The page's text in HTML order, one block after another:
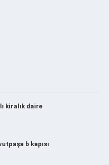
kiralık daire
b kapısı